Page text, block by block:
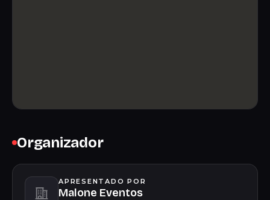
Organizador
APRESENTADO POR
Malone Eventos